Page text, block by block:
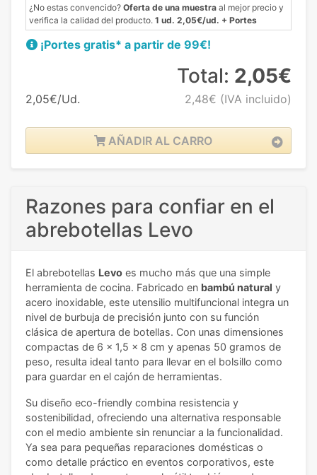
¿No estas convencido? Oferta de una muestra al mejor precio y
verifica la calidad del producto. 1 ud. 2,05€/ud. + Portes
¡Portes gratis* a partir de 99€!
2,05€/Ud.
Total: 2,05€
2,48€ (IVA incluido)
AÑADIR AL CARRO
Razones para confiar en el
abrebotellas Levo
El abrebotellas Levo es mucho más que una simple
herramienta de cocina. Fabricado en bambú natural y
acero inoxidable, este utensilio multifuncional integra un
nivel de burbuja de precisión junto con su función
clásica de apertura de botellas. Con unas dimensiones
compactas de 6 x 1,5 x 8 cm y apenas 50 gramos de
peso, resulta ideal tanto para llevar en el bolsillo como
para guardar en el cajón de herramientas.
Su diseño eco-friendly combina resistencia y
sostenibilidad, ofreciendo una alternativa responsable
con el medio ambiente sin renunciar a la funcionalidad.
Ya sea para pequeñas reparaciones domésticas o
como detalle práctico en eventos corporativos, este